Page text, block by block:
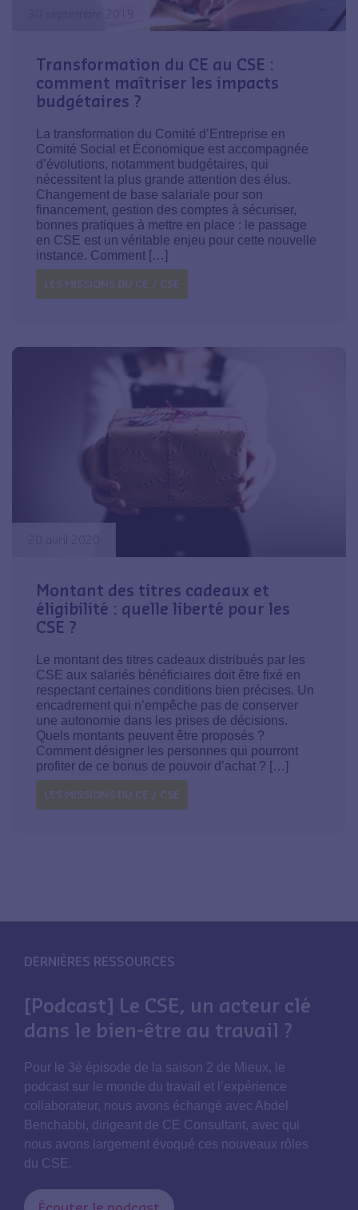
Transformation du CE au CSE :
comment maîtriser les impacts
budgétaires ?
La transformation du Comité d’Entreprise en
Comité Social et Économique est accompagnée
d’évolutions, notamment budgétaires, qui
nécessitent la plus grande attention des élus.
Changement de base salariale pour son
financement, gestion des comptes à sécuriser,
bonnes pratiques à mettre en place : le passage
en CSE est un véritable enjeu pour cette nouvelle
instance. Comment […]
LES MISSIONS DU CE / CSE
Montant des titres cadeaux et
éligibilité : quelle liberté pour les
CSE ?
Le montant des titres cadeaux distribués par les
CSE aux salariés bénéficiaires doit être fixé en
respectant certaines conditions bien précises. Un
encadrement qui n’empêche pas de conserver
une autonomie dans les prises de décisions.
Quels montants peuvent être proposés ?
Comment désigner les personnes qui pourront
profiter de ce bonus de pouvoir d’achat ? […]
LES MISSIONS DU CE / CSE
DERNIÈRES RESSOURCES
[Podcast] Le CSE, un acteur clé
dans le bien-être au travail ?
Pour le 3è épisode de la saison 2 de Mieux, le
podcast sur le monde du travail et l’expérience
collaborateur, nous avons échangé avec Abdel
Benchabbi, dirigeant de CE Consultant, avec qui
nous avons largement évoqué ces nouveaux rôles
du CSE.